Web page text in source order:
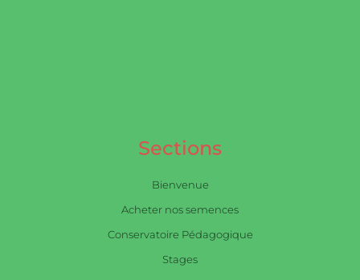
Sections
Bienvenue
Acheter nos semences
Conservatoire Pédagogique
Stages